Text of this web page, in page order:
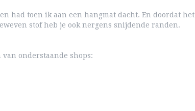
had toen ik aan een hangmat dacht. En doordat het
stof heb je ook nergens snijdende randen.
onderstaande shops: